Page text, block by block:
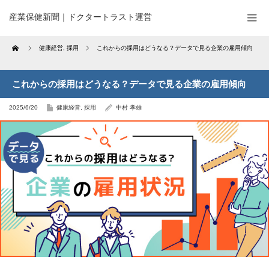
産業保健新聞｜ドクタートラスト運営
Home 健康経営 採用 これからの採用はどうなる？データで見る企業の雇用傾向
これからの採用はどうなる？データで見る企業の雇用傾向
2025/6/20 健康経営 採用 中村 孝雄